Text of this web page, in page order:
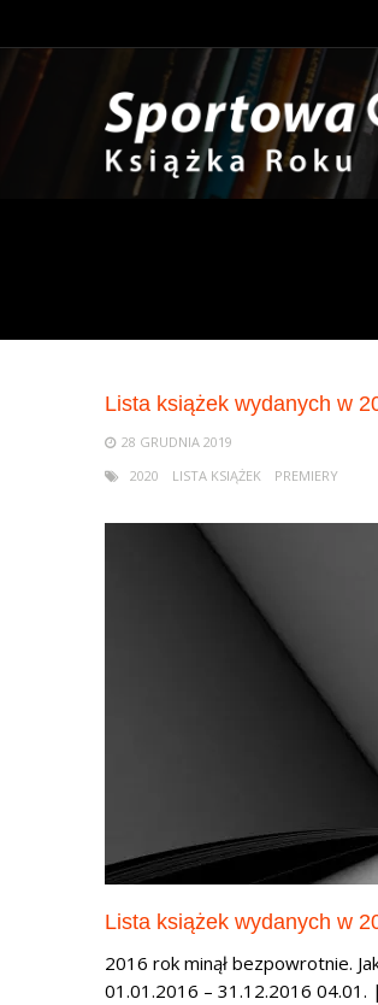
Lista książek wydanych w
28 GRUDNIA 2019
2020
LISTA KSIĄŻEK PREMIERY
Lista książek wydanych w
2016 rok minął bezpowrotnie.
01.01.2016 – 31.12.2016 04.01.